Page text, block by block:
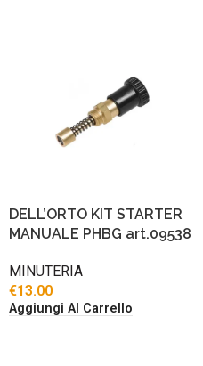
DELL’ORTO KIT STARTER
MANUALE PHBG art.09538
MINUTERIA
€13.00
Aggiungi Al Carrello